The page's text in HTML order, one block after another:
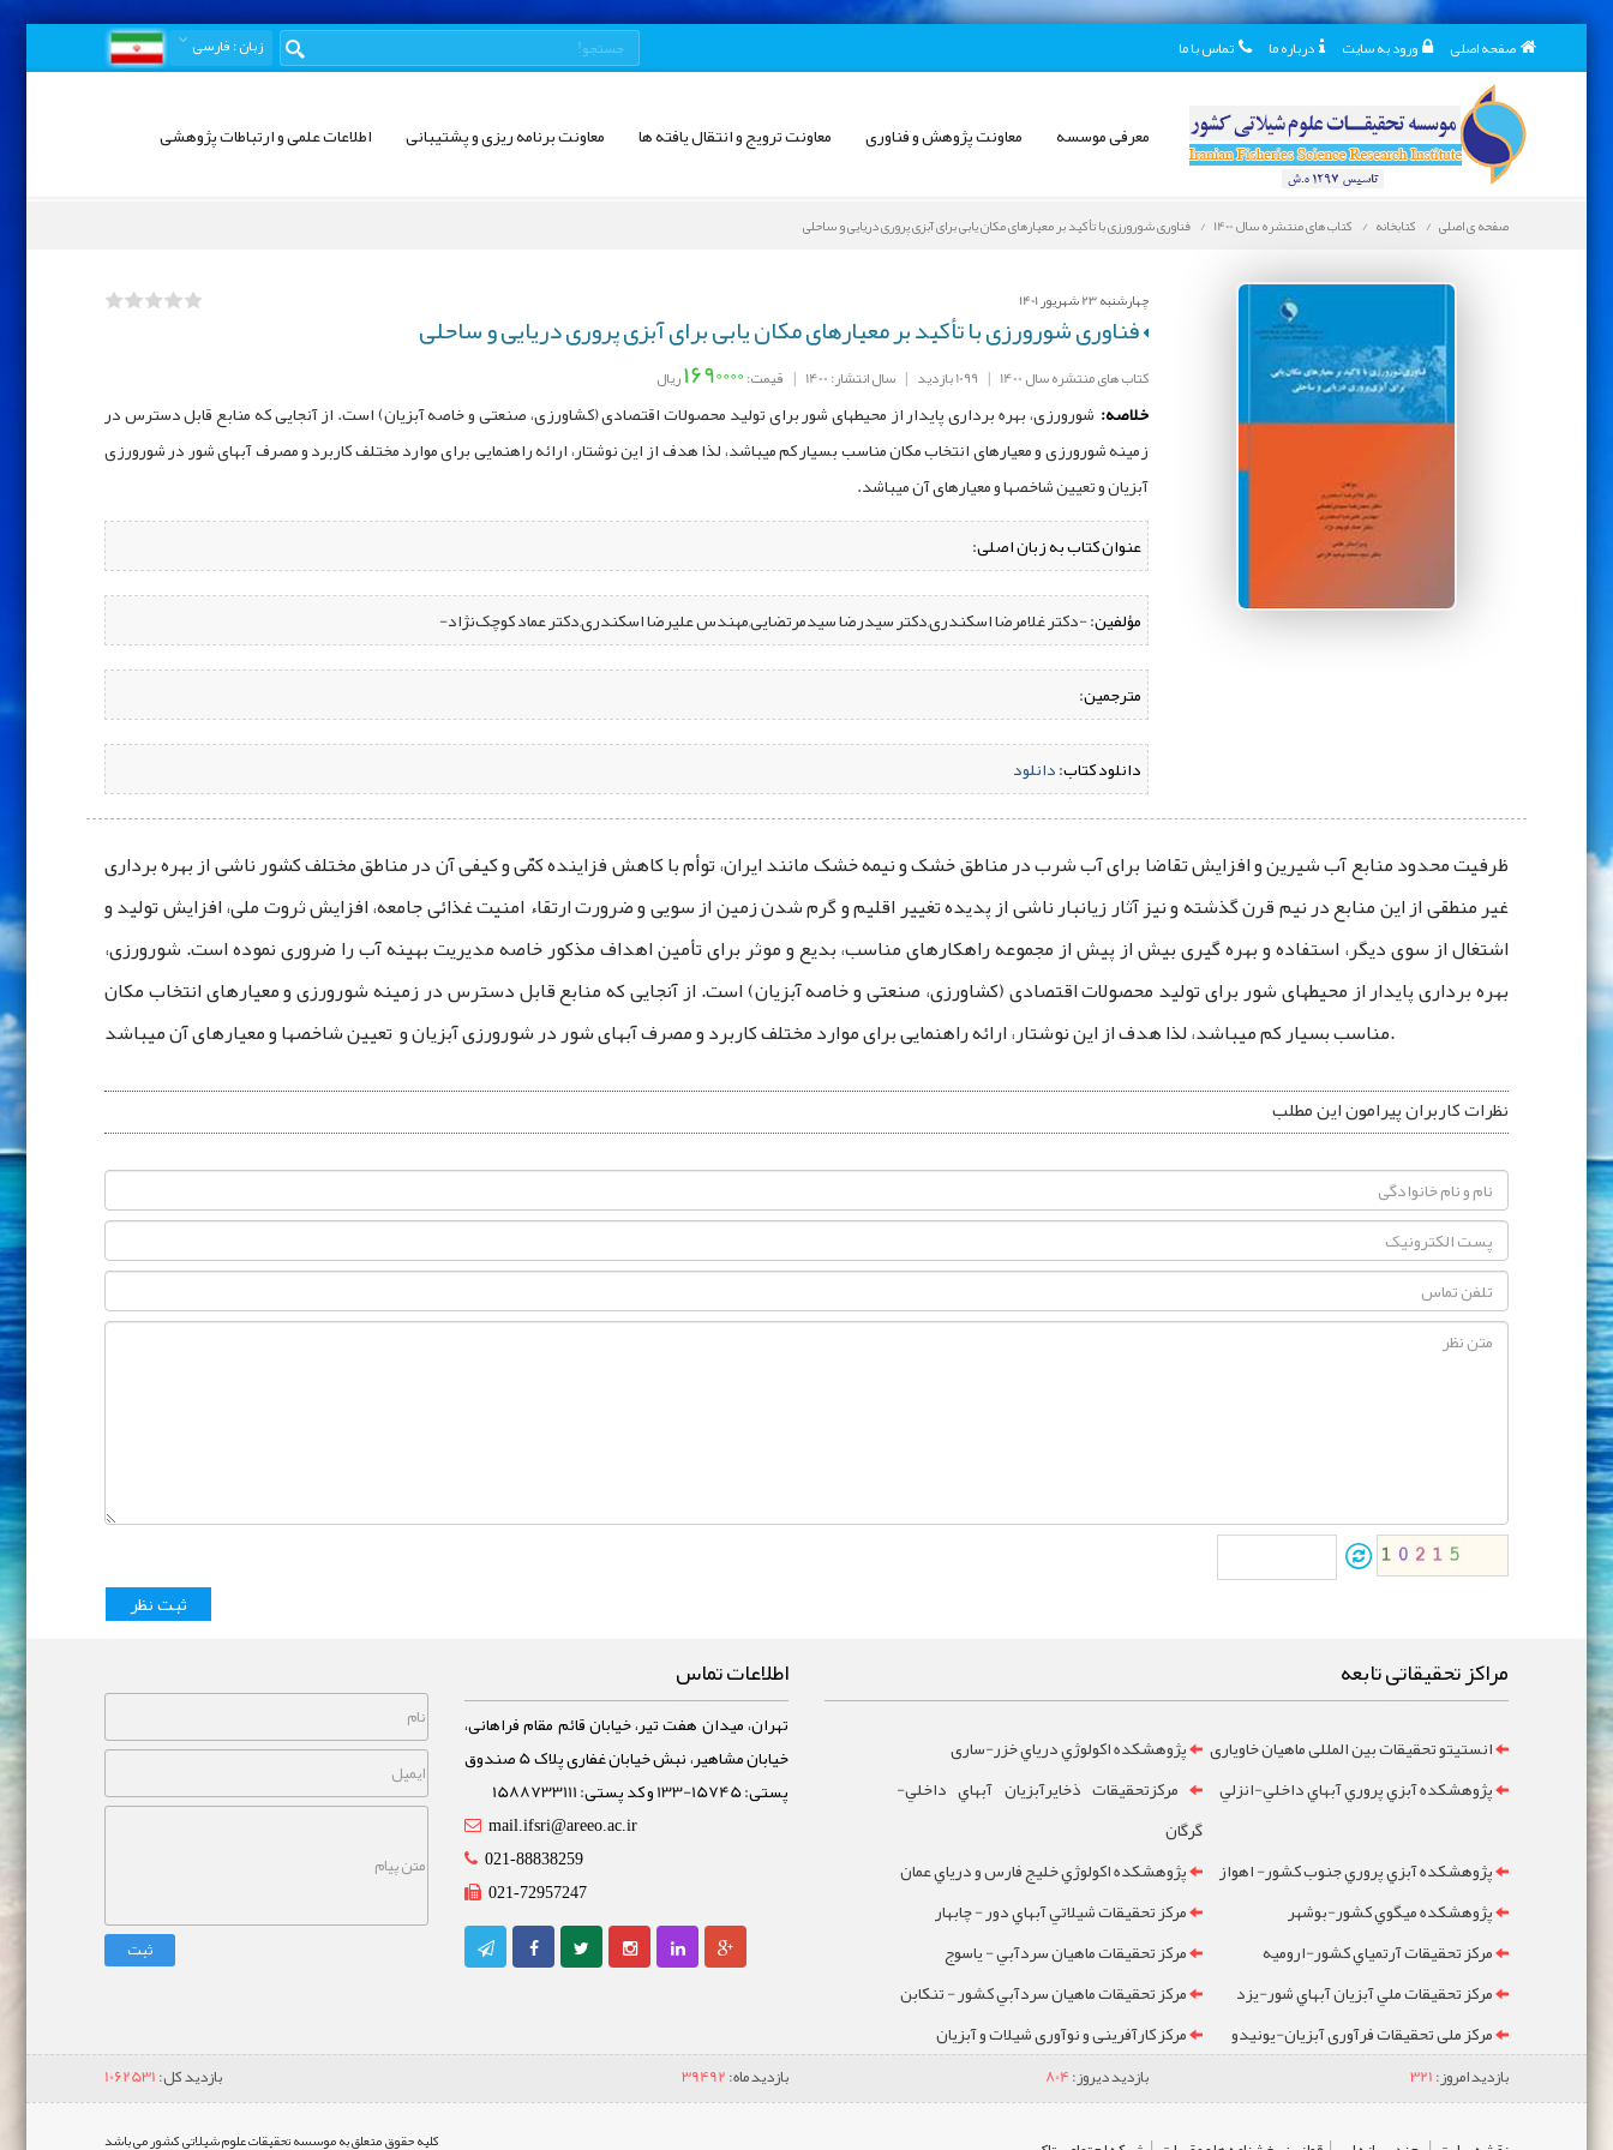
صفحه اصلی ورود به سایت درباره ما تماس با ما زبان: فارسی
معرفی موسسه معاونت پژوهش و فناوری معاونت ترویج و انتقال یافته ها معاونت برنامه ریزی و پشتیبانی اطلاعات علمی و ارتباطات پژوهشی
صفحه ی اصلی کتابخانه کتاب های منتشره سال 1400 فناوری شورورزی با تأکید بر معیارهای مکان ‌یابی برای آبزی ‌پروری دریایی و ساحلی
چهارشنبه 23 شهریور 1401
فناوری شورورزی با تأکید بر معیارهای مکان ‌یابی برای آبزی ‌پروری دریایی و ساحلی
کتاب های منتشره سال 1400 | 1099 بازدید | سال انتشار: 1400 | قیمت:1690000ریال
خلاصه: شورورزی، بهره ‌برداری پایدار از محیطهای شور برای تولید محصولات اقتصادی (کشاورزی، صنعتی و خاصه آبزیان) است. از آنجایی ‌که منابع قابل دسترس در
زمینه شورورزی و معیارهای انتخاب مکان مناسب بسیار کم میباشد، لذا هدف از این نوشتار، ارائه راهنمایی برای موارد مختلف کاربرد و مصرف آبهای شور در شورورزی
آبزیان و تعیین شاخصها و معیارهای آن میباشد.
عنوان کتاب به زبان اصلی:
مؤلفین:‌ -دکتر غلامرضا اسکندری,دکتر سیدرضا سیدمرتضایی,مهندس علیرضا اسکندری,دکتر عماد کوچک‌نژاد-
مترجمین:
دانلود کتاب:دانلود
ظرفیت محدود منابع آب شیرین و افزایش تقاضا برای آب شرب در مناطق خشک و نیمه خشک مانند ایران، توأم با کاهش فزاینده کمّی و کیفی آن در مناطق مختلف کشور ناشی از بهره‌ برداری
غیر منطقی از این منابع در نیم قرن گذشته و نیز آثار زیانبار ناشی از پدیده تغییر اقلیم و گرم شدن زمین از سویی و ضرورت ارتقاء امنیت غذائی جامعه، افزایش ثروت ملی، افزایش تولید و
اشتغال از سوی دیگر، استفاده و بهره ‌گیری بیش از پیش از مجموعه راهکارهای مناسب، بدیع و موثر برای تأمین اهداف مذکور خاصه مدیریت بهینه آب را ضروری نموده است. شورورزی،
بهره ‌برداری پایدار از محیطهای شور برای تولید محصولات اقتصادی (کشاورزی، صنعتی و خاصه آبزیان) است. از آنجایی ‌که منابع قابل دسترس در زمینه شورورزی و معیارهای انتخاب مکان
مناسب بسیار کم میباشد، لذا هدف از این نوشتار، ارائه راهنمایی برای موارد مختلف کاربرد و مصرف آبهای شور در شورورزی آبزیان و تعیین شاخصها و معیارهای آن میباشد.
نظرات کاربران پیرامون این مطلب
مراکز تحقیقاتی تابعه
انستیتو تحقیقات بین المللی ماهیان خاویاری
پژوهشکده اکولوژي درياي خزر-ساری
پژوهشکده آبزي پروري آبهاي داخلي-انزلي
مرکزتحقيقات ذخايرآبزيان آبهاي داخلي-
گرگان
پژوهشکده آبزي پروري جنوب کشور- اهواز
پژوهشکده اکولوژي خليج فارس و درياي عمان
پژوهشکده ميگوي کشور-بوشهر
مرکز تحقيقات شيلاتي آبهاي دور - چابهار
مرکز تحقيقات آرتمياي کشور-ارومیه
مرکز تحقيقات ماهيان سردآبي - ياسوج
مرکز تحقيقات ملي آبزيان آبهاي شور-یزد
مرکز تحقيقات ماهيان سردآبي کشور - تنکابن
مرکز ملی تحقیقات فرآوری آبزیان-یونیدو
مرکز کارآفرینی و نوآوری شیلات و آبزیان
اطلاعات تماس
تهران، میدان هفت تیر، خیابان قائم مقام فراهانی،
خیابان مشاهیر، نبش خیابان غفاری پلاک 5 صندوق
پستی: 15745-133 و کد پستی: 1588733111
mail.ifsri@areeo.ac.ir
021-88838259
021-72957247
ثبت
بازدید امروز:321 بازدید دیروز:804 بازدید ماه:39492 بازدید کل:1062531
کلیه حقوق متعلق به موسسه تحقیقات علوم شیلاتی کشور می باشد